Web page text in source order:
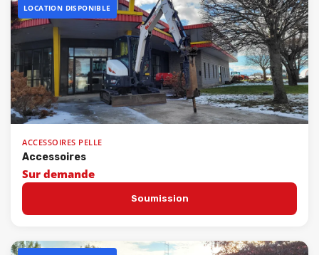
LOCATION DISPONIBLE
ACCESSOIRES PELLE
Accessoires
Sur demande
Soumission